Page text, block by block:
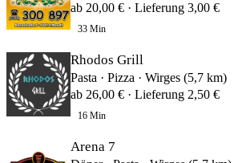
ab 20,00 € · Lieferung 3,00 €
33 Min
Rhodos Grill
Pasta · Pizza · Wirges (5,7 km)
ab 26,00 € · Lieferung 2,50 €
16 Min
Arena 7